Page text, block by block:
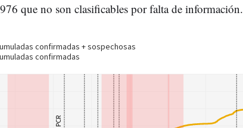
que no son clasificables por falta de información.